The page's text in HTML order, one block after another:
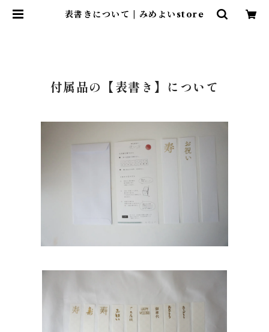
表書きについて | みめよいstore
付属品の【表書き】について